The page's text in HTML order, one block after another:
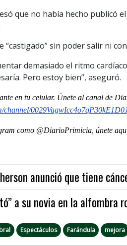
que no había hecho publicó
“castigado” sin poder salir ni
demasiado el ritmo
Pero estoy bien”, aseguró.
en tu celular. Únete al canal de
channel/
como @DiarioPrimicia, únete
anunció que tiene
a su novia en la alfombra
Espectáculos Farándula mejora